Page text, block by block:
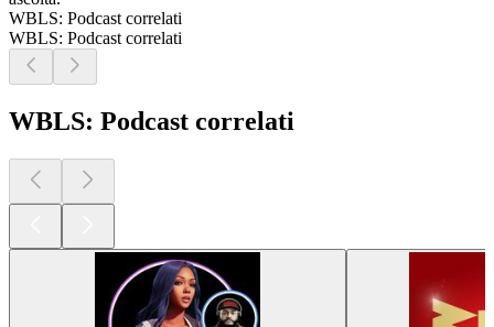
WBLS: Podcast correlati
WBLS: Podcast correlati
WBLS: Podcast correlati